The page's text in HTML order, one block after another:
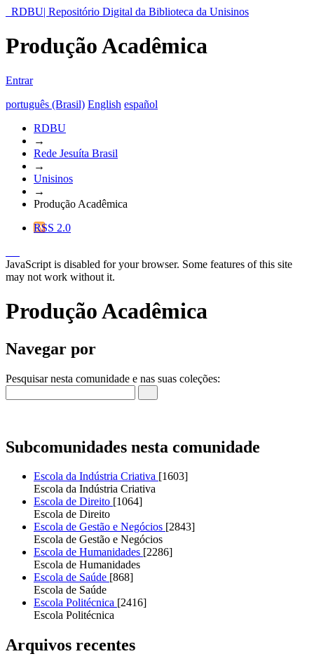
RDBU| Repositório Digital da Biblioteca da Unisinos
Produção Acadêmica
Entrar
português (Brasil) English español
RDBU
→
Rede Jesuíta Brasil
→
Unisinos
→
Produção Acadêmica
RSS 2.0
JavaScript is disabled for your browser. Some features of this site
may not work without it.
Produção Acadêmica
Navegar por
Pesquisar nesta comunidade e nas suas coleções:
Subcomunidades nesta comunidade
Escola da Indústria Criativa [1603]
Escola da Indústria Criativa
Escola de Direito [1064]
Escola de Direito
Escola de Gestão e Negócios [2843]
Escola de Gestão e Negócios
Escola de Humanidades [2286]
Escola de Humanidades
Escola de Saúde [868]
Escola de Saúde
Escola Politécnica [2416]
Escola Politécnica
Arquivos recentes